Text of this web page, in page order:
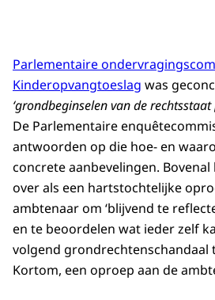
Parlementaire
Kinderopvangtoeslag was
‘grondbeginselen van de rechtsstaat
De Parlementaire
antwoorden op die hoe- en
concrete aanbevelingen.
over als een hartstochtelijke
ambtenaar om ‘blijvend te
en te beoordelen wat ieder zelf
volgend grondrechtenschandaal
Kortom, een oproep aan de